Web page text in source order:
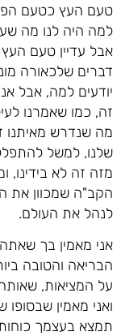
טעם העץ כטעם
למה היה לנו מה
אבל עדיין טעם
דברים שלכאורה
יודעים למה, אבל
זה, כמו שאמרנו
מה שנדרש מאיתנו
שלנו, למשל
מזה זה לא בידינו,
הקב"ה שמכוון את
לנהל את העולם.
אני מאמין בך
הבריאה והטובה
על המציאות,
ואני מאמין
תמצא בעצמך